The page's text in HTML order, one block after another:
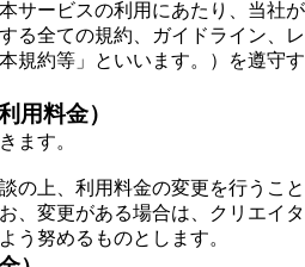
サービスの利用にあたり、当社が
る全ての規約、ガイドライン、レ
規約等」といいます。）を遵守す
用料金）
ます。
の上、利用料金の変更を行うこと
、変更がある場合は、クリエイタ
う努めるものとします。